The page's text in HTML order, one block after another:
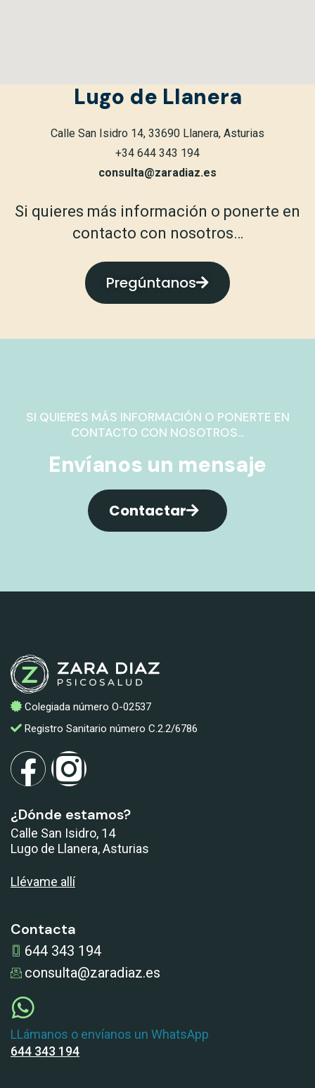
Lugo de Llanera
Calle San Isidro 14, 33690 Llanera, Asturias
+34 644 343 194
consulta@zaradiaz.es
Si quieres más información o ponerte en
contacto con nosotros…
Pregúntanos
SI QUIERES MÁS INFORMACIÓN O PONERTE EN
CONTACTO CON NOSOTROS...
Envíanos un mensaje
Contactar
Colegiada número O-02537
Registro Sanitario número C.2.2/6786
¿Dónde estamos?
Calle San Isidro, 14
Lugo de Llanera, Asturias
Llévame allí
Contacta
644 343 194
consulta@zaradiaz.es
LLámanos o envíanos un WhatsApp
644 343 194